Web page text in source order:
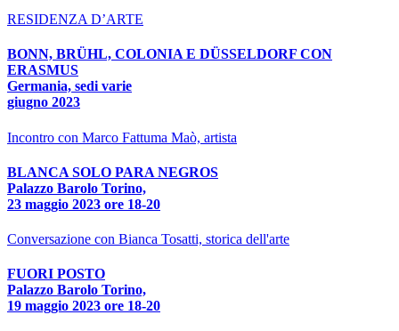
RESIDENZA D’ARTE
BONN, BRÜHL, COLONIA E DÜSSELDORF CON
ERASMUS
Germania, sedi varie
giugno 2023
Incontro con Marco Fattuma Maò, artista
BLANCA SOLO PARA NEGROS
Palazzo Barolo Torino,
23 maggio 2023 ore 18-20
Conversazione con Bianca Tosatti, storica dell'arte
FUORI POSTO
Palazzo Barolo Torino,
19 maggio 2023 ore 18-20